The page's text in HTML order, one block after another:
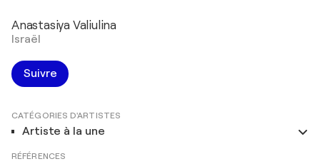
Anastasiya Valiulina
Israël
Suivre
CATÉGORIES D'ARTISTES
Artiste à la une
RÉFÉRENCES